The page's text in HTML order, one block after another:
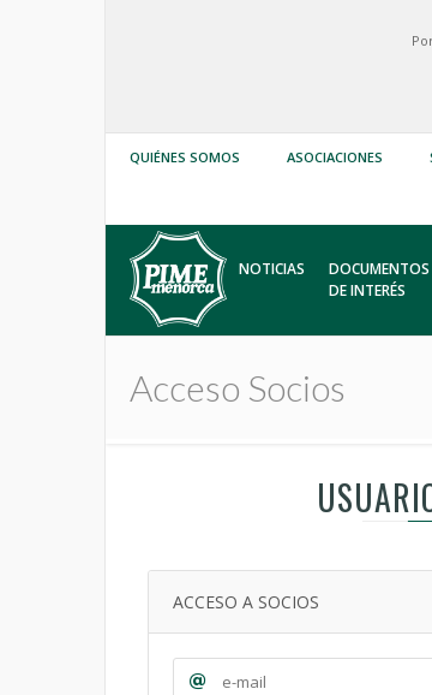
QUIÉNES SOMOS ASOCIACIONES
NOTICIAS
DOCUMENTOS
DE INTERÉS
Acceso Socios
ACCESO A SOCIOS